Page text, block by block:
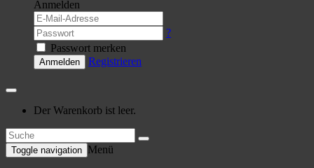
Anmelden
?
Passwort merken
Anmelden Registrieren
Der Warenkorb ist leer.
Toggle navigation Menü